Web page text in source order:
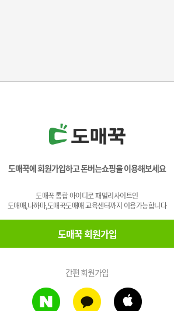
도매꾹에 회원가입하고 돈버는쇼핑을 이용해보세요
도매꾹 통합 아이디로 패밀리사이트인
도매매,나까마,도매꾹도매매 교육센터까지 이용가능합니다
도매꾹 회원가입
간편 회원가입